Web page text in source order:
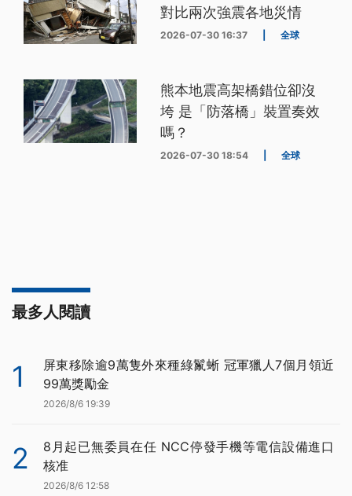
對比兩次強震各地災情
2026-07-30 16:37 全球
熊本地震高架橋錯位卻沒
垮 是「防落橋」裝置奏效
嗎？
2026-07-30 18:54 全球
最多人閱讀
1
屏東移除逾9萬隻外來種綠鬣蜥 冠軍獵人7個月領近
99萬獎勵金
2026/8/6 19:39
2
8月起已無委員在任 NCC停發手機等電信設備進口
核准
2026/8/6 12:58